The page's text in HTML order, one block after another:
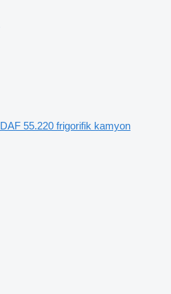
DAF 55.220 frigorifik kamyon